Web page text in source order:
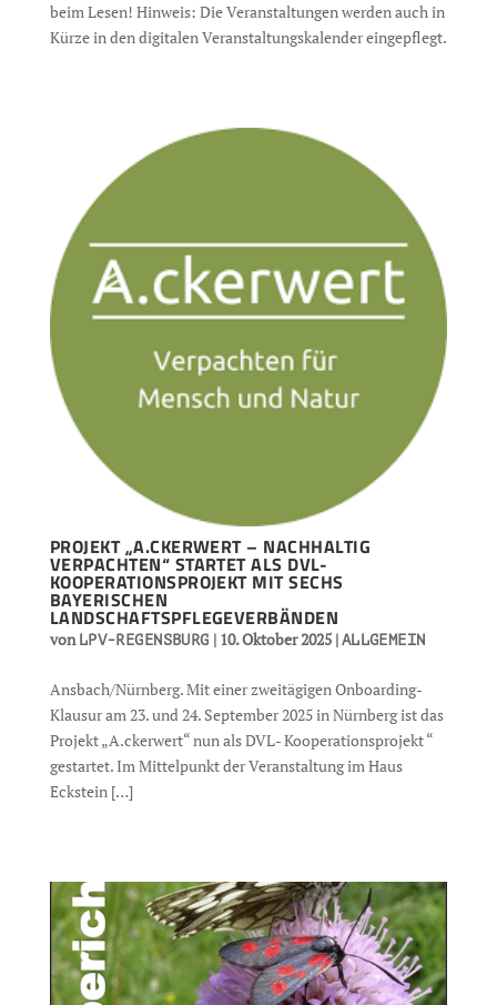
beim Lesen! Hinweis: Die Veranstaltungen werden auch in
Kürze in den digitalen Veranstaltungskalender eingepflegt.
PROJEKT „A.CKERWERT – NACHHALTIG
VERPACHTEN“ STARTET ALS DVL-
KOOPERATIONSPROJEKT MIT SECHS
BAYERISCHEN
LANDSCHAFTSPFLEGEVERBÄNDEN
von LPV-REGENSBURG | 10. Oktober 2025| ALLGEMEIN
Ansbach/Nürnberg. Mit einer zweitägigen Onboarding-
Klausur am 23. und 24. September 2025 in Nürnberg ist das
Projekt „A.ckerwert“ nun als DVL- Kooperationsprojekt “
gestartet. Im Mittelpunkt der Veranstaltung im Haus
Eckstein […]